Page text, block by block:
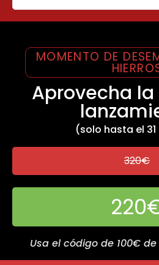
MOMENTO DE
Aprovecha
(solo hasta el
320€
Usa el código de 100€